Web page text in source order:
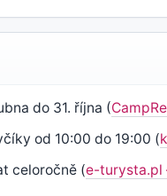
do 31. října (
od 10:00 do 19:00 (
celoročně (e-turysta.pl